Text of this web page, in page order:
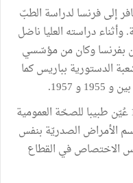
على البكالوريا سنة 1946 سافر إلى فرنسا لدراسة الطبّ
دراسته العليا ناضل
بفرنسا وكان من مؤسّسي
لطلبة تونس سنة 1953 والشعبة الدستورية بباريس كما
1957.
وإثر عودته النهائية إلى تونس سنة 1957 عُيّن طبيبا للصحّة العمومية
الأمراض الصدريّة بنفس
الاختصاص في القطاع